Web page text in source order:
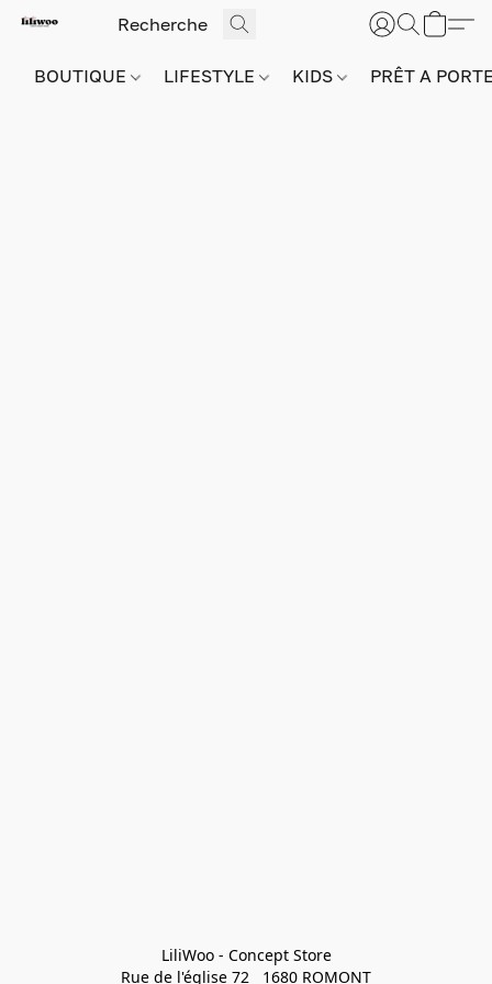
BOUTIQUE LIFESTYLE KIDS PRÊT A
LiliWoo - Concept Store
Rue de l'église 72   1680 ROMONT